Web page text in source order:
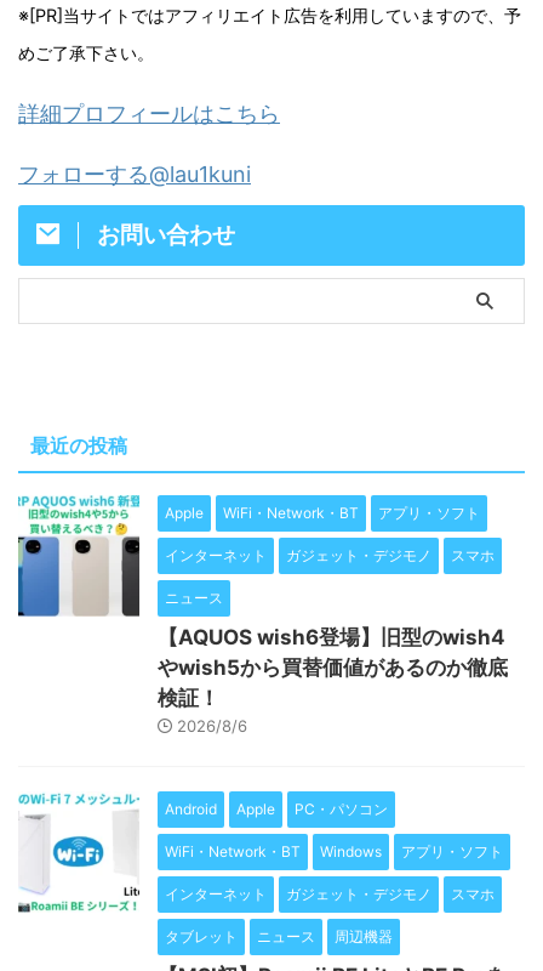
※[PR]当サイトではアフィリエイト広告を利用していますので、予
めご了承下さい。
詳細プロフィールはこちら
フォローする@lau1kuni
お問い合わせ
最近の投稿
Apple WiFi・Network・BT アプリ・ソフト
インターネット ガジェット・デジモノ スマホ
ニュース
【AQUOS wish6登場】旧型のwish4
やwish5から買替価値があるのか徹底
検証！
2026/8/6
Android Apple PC・パソコン
WiFi・Network・BT Windows アプリ・ソフト
インターネット ガジェット・デジモノ スマホ
タブレット ニュース 周辺機器